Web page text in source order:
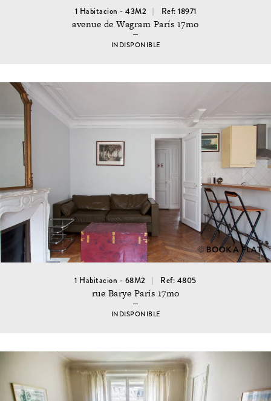
1 Habitacion - 43M2 Ref: 18971
avenue de Wagram París 17mo
INDISPONIBLE
1 Habitacion - 68M2 Ref: 4805
rue Barye París 17mo
INDISPONIBLE